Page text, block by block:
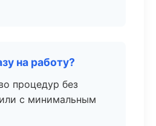
на работу?
процедур без
с минимальным